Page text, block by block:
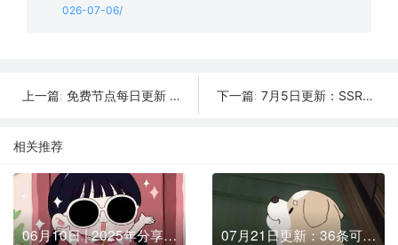
026-07-06/
上一篇: 免费节点每日更新 | 2026年7月7日SSR/V2Ray/Clash可用订阅 下一篇: 7月5日更新：SSR/V2Ray/Clash可用节点10条分享
相关推荐
06月10日 | 2025年分享最新20个免费节点,SSR/V2ray/Shadowrocket/Clash订阅链接 07月21日更新：36条可用免费节点 | 2025年SSR/V2ray/Clash订阅链接